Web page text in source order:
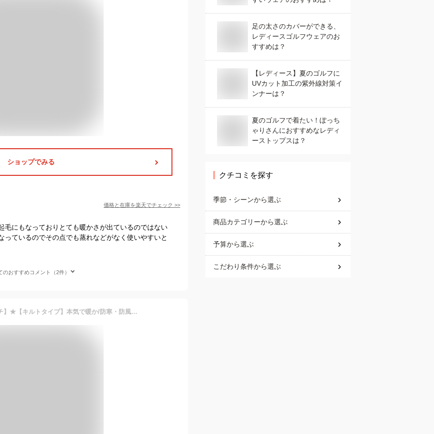
ショップでみる
価格と在庫を楽天でチェック >>
毛にもなっておりとても暖かさが出ているのではない
っているのでその点でも蒸れなどがなく使いやすいと
のおすすめコメント（2件）
人気・再入荷【股下72センチ】★【キルトタイプ】本気で暖か/防寒・防風羽毛ダウンパンツスリムストレート★Straight│CAROUGE(カルージュ）│定番│裏起毛│極厚起毛│厚手│爆暖│あったかパンツ│暖パン・極暖│ミセス│股上深め│Pull・On│Ranking【GM5C7402/00286】
足の太さのカバーができる、
レディースゴルフウェアのお
すすめは？
【レディース】夏のゴルフに
UVカット加工の紫外線対策イ
ンナーは？
夏のゴルフで着たい！ぽっち
ゃりさんにおすすめなレディ
ーストップスは？
クチコミを探す
季節・シーンから選ぶ
商品カテゴリーから選ぶ
予算から選ぶ
こだわり条件から選ぶ